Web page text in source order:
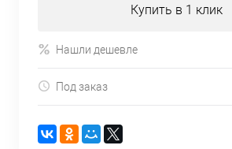
Купить в 1 клик
Нашли дешевле
Под заказ